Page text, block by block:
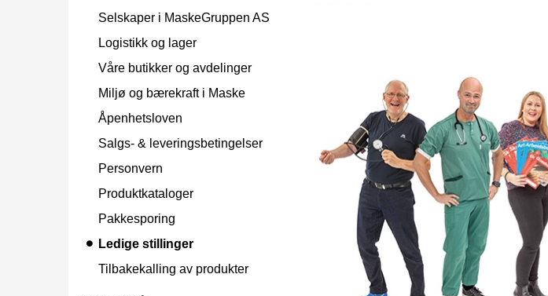
Selskaper i MaskeGruppen AS
Logistikk og lager
Våre butikker og avdelinger
Miljø og bærekraft i Maske
Åpenhetsloven
Salgs- & leveringsbetingelser
Personvern
Produktkataloger
Pakkesporing
Ledige stillinger
Tilbakekalling av produkter